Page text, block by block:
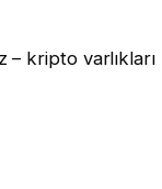
– kripto varlıkları